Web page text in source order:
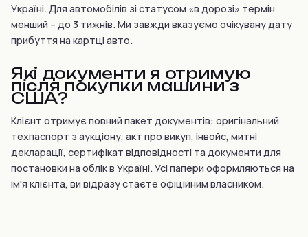
Україні. Для автомобілів зі статусом «в дорозі» термін
менший – до 3 тижнів. Ми завжди вказуємо очікувану дату
прибуття на картці авто.
Які документи я отримую
після покупки машини з
США?
Клієнт отримує повний пакет документів: оригінальний
техпаспорт з аукціону, акт про викуп, інвойс, митні
декларації, сертифікат відповідності та документи для
постановки на облік в Україні. Усі папери оформляються на
ім'я клієнта, ви відразу стаєте офіційним власником.